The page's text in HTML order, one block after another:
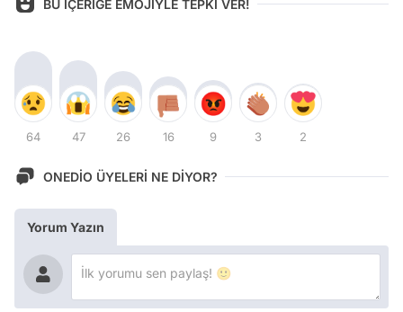
BU İÇERİĞE EMOJİYLE TEPKİ VER!
64 47 26 16 9 3 2
ONEDİO ÜYELERİ NE DİYOR?
Yorum Yazın